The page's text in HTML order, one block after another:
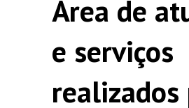
Área de
e serviços
realizados